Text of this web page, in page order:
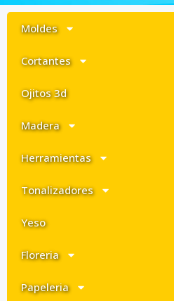
Moldes
Cortantes
Ojitos 3d
Madera
Herramientas
Tonalizadores
Yeso
Floreria
Papeleria